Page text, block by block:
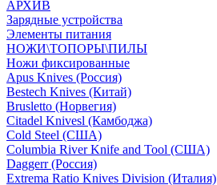
АРХИВ
Зарядные устройства
Элементы питания
НОЖИ\ТОПОРЫ\ПИЛЫ
Ножи фиксированные
Apus Knives (Россия)
Bestech Knives (Китай)
Brusletto (Норвегия)
Citadel Knivesl (Камбоджа)
Cold Steel (США)
Columbia River Knife and Tool (США)
Daggerr (Россия)
Extrema Ratio Knives Division (Италия)